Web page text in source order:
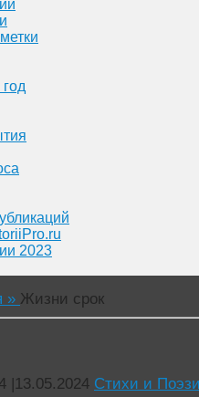
2023
» Жизни срок
|13.05.2024 Стихи и